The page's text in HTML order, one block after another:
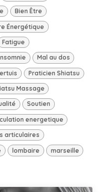
Bien Être
Énergétique
Fatigue
Mal au dos
Praticien Shiatsu
Massage
Soutien
energetique
articulaires
lombaire marseille